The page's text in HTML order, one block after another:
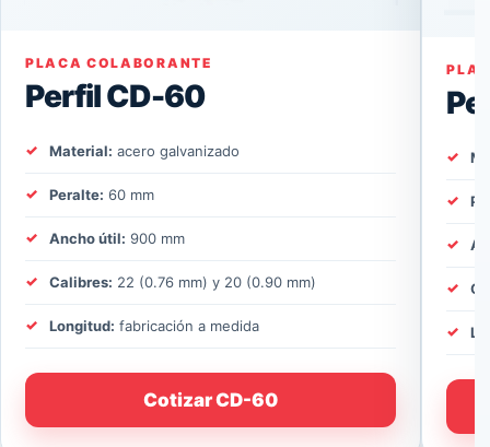
PLACA COLABORANTE
Perfil CD-60
Material: acero galvanizado
Peralte: 60 mm
Ancho útil: 900 mm
Calibres: 22 (0.76 mm) y 20 (0.90 mm)
Longitud: fabricación a medida
Cotizar CD-60